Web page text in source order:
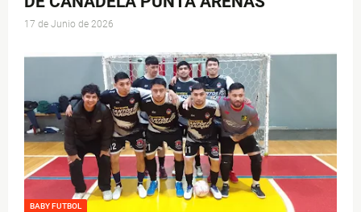
17 de Junio de 2026
BABY FUTBOL